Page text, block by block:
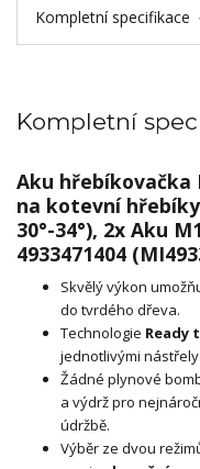
Kompletní specifikace
Kompletní
Aku hřebíkovačka
na kotevní
30°-34°), 2x Aku
4933471404
Skvělý výkon
do tvrdého dřeva.
Technologie Ready
jednotlivými nástřely.
Žádné plynové
a výdrž pro
údržbě.
Výběr ze dvou